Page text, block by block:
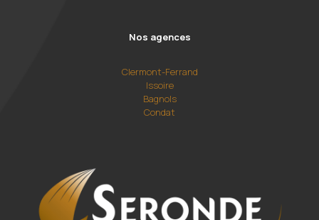
Nos agences
Clermont-Ferrand
Issoire
Bagnols
Condat